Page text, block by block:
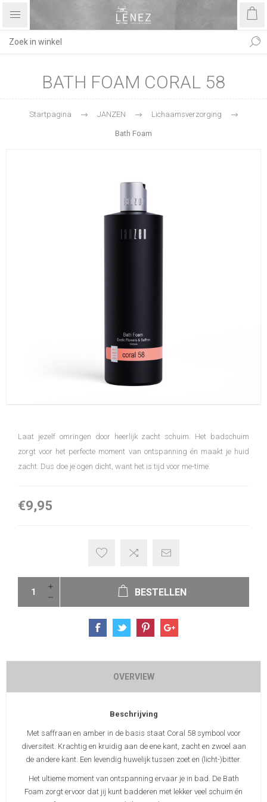
BATH FOAM CORAL 58
Startpagina JANZEN Lichaamsverzorging
Bath Foam
Laat jezelf omringen door heerlijk zacht schuim. Het badschuim
zorgt voor het perfecte moment van ontspanning én maakt je huid
zacht. Dus doe je ogen dicht, want het is tijd voor me-time.
€9,95
BESTELLEN
OVERVIEW
Beschrijving
Met saffraan en amber in de basis staat Coral 58 symbool voor
diversiteit. Krachtig en kruidig aan de ene kant, zacht en zwoel aan
de andere kant. Een levendig huwelijk tussen zoet en (licht-)bitter.
Het ultieme moment van ontspanning ervaar je in bad. De Bath
Foam zorgt ervoor dat jij kunt badderen met lekker veel schuim én